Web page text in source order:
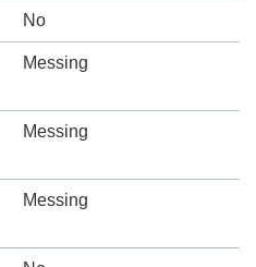
No
Messing
Messing
Messing